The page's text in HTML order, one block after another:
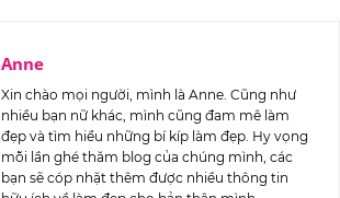
Anne
Xin chào mọi người, mình là Anne. Cũng như
nhiều bạn nữ khác, mình cũng đam mê làm
đẹp và tìm hiểu những bí kíp làm đẹp. Hy vọng
mỗi lần ghé thăm blog của chúng mình, các
bạn sẽ cóp nhặt thêm được nhiều thông tin